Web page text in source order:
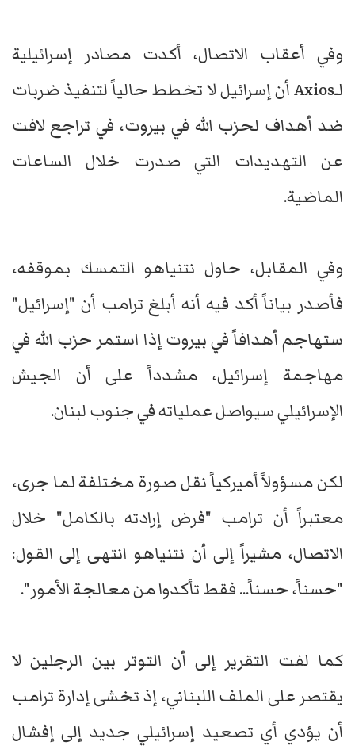
وفي أعقاب الاتصال، أكدت مصادر إسرائيلية
لـAxios أن إسرائيل لا تخطط حالياً لتنفيذ ضربات
ضد أهداف لحزب الله في بيروت، في تراجع لافت
عن التهديدات التي صدرت خلال الساعات
الماضية.
وفي المقابل، حاول نتنياهو التمسك بموقفه،
فأصدر بياناً أكد فيه أنه أبلغ ترامب أن "إسرائيل"
ستهاجم أهدافاً في بيروت إذا استمر حزب الله في
مهاجمة إسرائيل، مشدداً على أن الجيش
الإسرائيلي سيواصل عملياته في جنوب لبنان.
لكن مسؤولاً أميركياً نقل صورة مختلفة لما جرى،
معتبراً أن ترامب "فرض إرادته بالكامل" خلال
الاتصال، مشيراً إلى أن نتنياهو انتهى إلى القول:
"حسناً، حسناً... فقط تأكدوا من معالجة الأمور".
كما لفت التقرير إلى أن التوتر بين الرجلين لا
يقتصر على الملف اللبناني، إذ تخشى إدارة ترامب
أن يؤدي أي تصعيد إسرائيلي جديد إلى إفشال